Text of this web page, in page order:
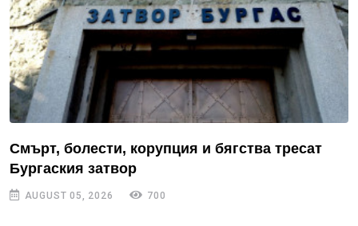
Смърт, болести, корупция и бягства тресат
Бургаския затвор
AUGUST 05, 2026 700